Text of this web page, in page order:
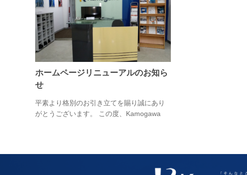
ホームページリニューアルのお知ら
せ
平素より格別のお引き立てを賜り誠にあり
がとうございます。 この度、Kamogawa
今後ともど…